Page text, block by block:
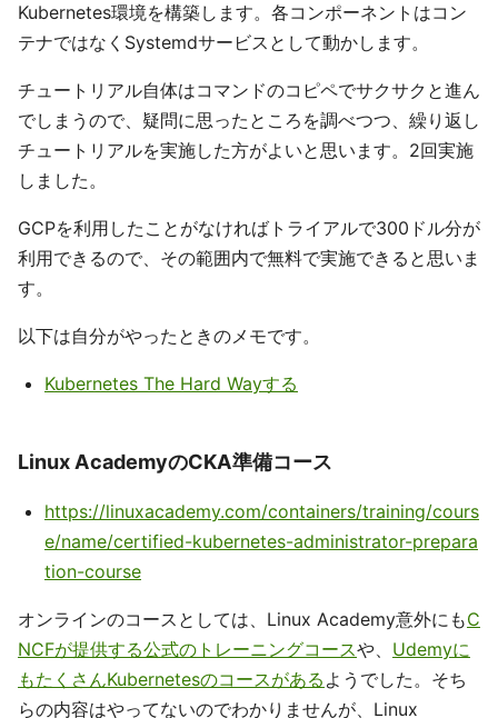
Kubernetes環境を構築します。各コンポーネントはコン
テナではなくSystemdサービスとして動かします。
チュートリアル自体はコマンドのコピペでサクサクと進ん
でしまうので、疑問に思ったところを調べつつ、繰り返し
チュートリアルを実施した方がよいと思います。2回実施
しました。
GCPを利用したことがなければトライアルで300ドル分が
利用できるので、その範囲内で無料で実施できると思いま
す。
以下は自分がやったときのメモです。
Kubernetes The Hard Wayする
Linux AcademyのCKA準備コース
https://linuxacademy.com/containers/training/cours
e/name/certified-kubernetes-administrator-prepara
tion-course
オンラインのコースとしては、Linux Academy意外にもC
NCFが提供する公式のトレーニングコースや、 Udemyに
もたくさんKubernetesのコースがある ようでした。そち
らの内容はやってないのでわかりませんが、Linux